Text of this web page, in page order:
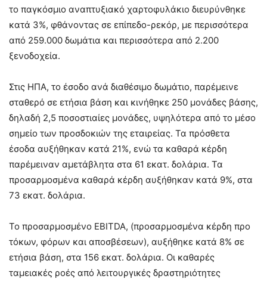
το παγκόσμιο αναπτυξιακό χαρτοφυλάκιο διευρύνθηκε
κατά 3%, φθάνοντας σε επίπεδο-ρεκόρ, με περισσότερα
από 259.000 δωμάτια και περισσότερα από 2.200
ξενοδοχεία.
Στις ΗΠΑ, το έσοδο ανά διαθέσιμο δωμάτιο, παρέμεινε
σταθερό σε ετήσια βάση και κινήθηκε 250 μονάδες βάσης,
δηλαδή 2,5 ποσοστιαίες μονάδες, υψηλότερα από το μέσο
σημείο των προσδοκιών της εταιρείας. Τα πρόσθετα
έσοδα αυξήθηκαν κατά 21%, ενώ τα καθαρά κέρδη
παρέμειναν αμετάβλητα στα 61 εκατ. δολάρια. Τα
προσαρμοσμένα καθαρά κέρδη αυξήθηκαν κατά 9%, στα
73 εκατ. δολάρια.
Το προσαρμοσμένο EBITDA, (προσαρμοσμένα κέρδη προ
τόκων, φόρων και αποσβέσεων), αυξήθηκε κατά 8% σε
ετήσια βάση, στα 156 εκατ. δολάρια. Οι καθαρές
ταμειακές ροές από λειτουργικές δραστηριότητες